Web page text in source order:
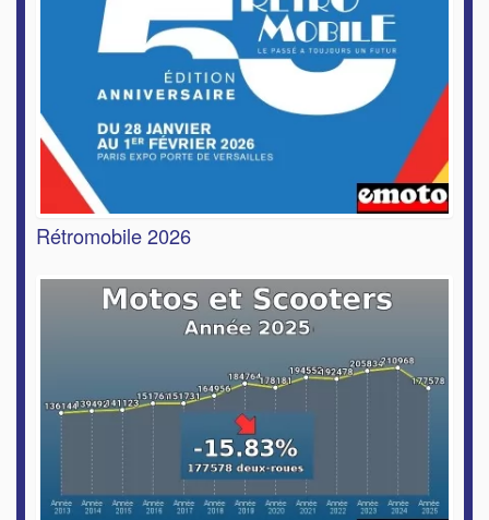
Rétromobile 2026